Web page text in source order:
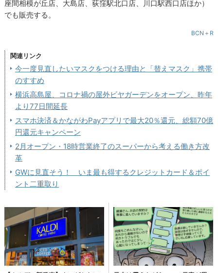
座間相模が丘店、大島店、荻窪駅北口店、川口駅西口店ほか）
でも販売する。
BCN＋R
関連リンク
今一度見直したいマスクをつける理由と「替えマスク」携帯
のすすめ
横浜高島屋、コロナ禍の屋外ビヤガーデンをオープン、昨年
より77日間延長
スマホ決済＆かながわPayアプリで最大20％還元、総額70億
円還元キャンペーン
2月オープン・18時営業終了のスーパーから考える働き方改
革
GWに見直そう！ いま最も得するクレジットカード＆ポイ
ント二重取り